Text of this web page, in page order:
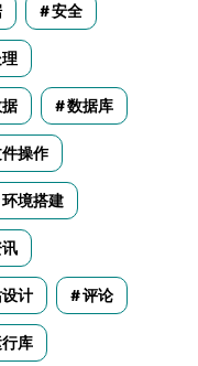
安全
数据库
操作
环境搭建
计 评论
库